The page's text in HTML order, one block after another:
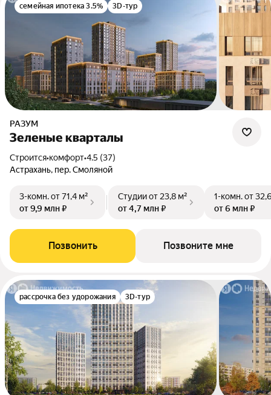
семейная ипотека 3.5% 3D-тур
РАЗУМ
Зеленые кварталы
Строится•комфорт•4.5 (37)
Астрахань, пер. Смоляной
3-комн.от 71,4 м²
от 9,9 млн ₽
Студииот 23,8 м²
от 4,7 млн ₽
1-комн.от
от 6 млн ₽
Позвонить Позвоните мне
рассрочка без удорожания 3D-тур